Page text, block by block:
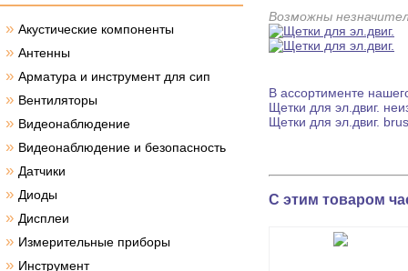
» Акустические компоненты
» Антенны
» Арматура и инструмент для сип
» Вентиляторы
» Видеонаблюдение
» Видеонаблюдение и безопасность
» Датчики
» Диоды
» Дисплеи
» Измерительные приборы
» Инструмент
Возможны
В ассортименте
Щетки для эл.двиг.
Щетки для эл.двиг.
С этим товаром